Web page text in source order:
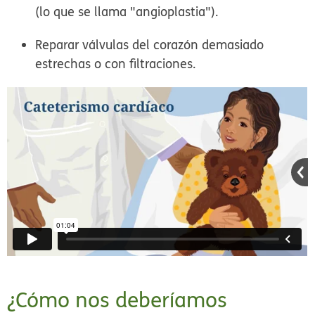
(lo que se llama "angioplastia").
Reparar válvulas del corazón demasiado
estrechas o con filtraciones.
¿Cómo nos deberíamos